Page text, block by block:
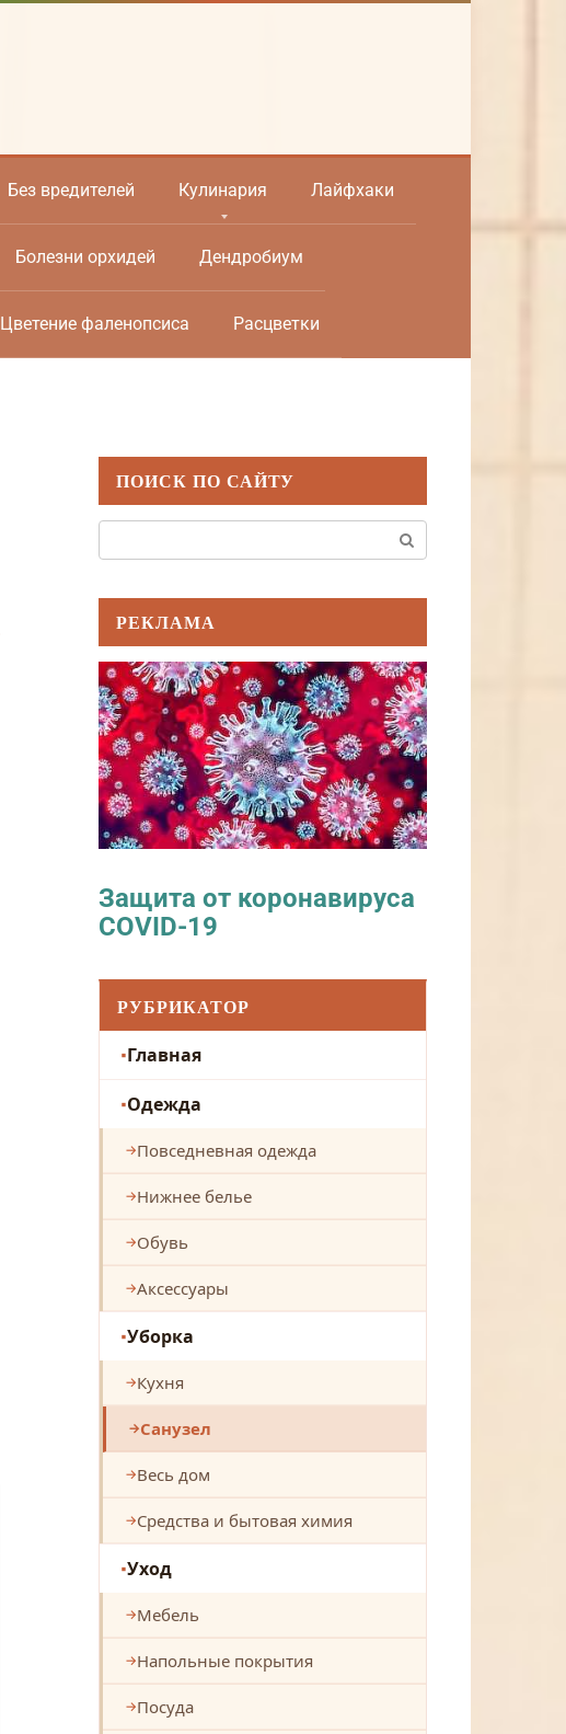
Без вредителей Кулинария Лайфхаки
Болезни орхидей Дендробиум
Цветение фаленопсиса Расцветки
ПОИСК ПО САЙТУ
РЕКЛАМА
Защита от коронавируса
COVID-19
РУБРИКАТОР
Главная
Одежда
Повседневная одежда
Нижнее белье
Обувь
Аксессуары
Уборка
Кухня
Санузел
Весь дом
Средства и бытовая химия
Уход
Мебель
Напольные покрытия
Посуда